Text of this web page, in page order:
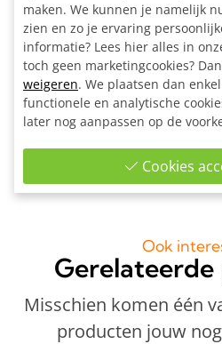
2x Kniestuk Ø 42,4 mm
2x Hoekstuk doorlopende
2x Kruisstuk uitwendig 90° Ø
4x Borgring Ø 42,4 mm
4x Inslagdop zwart kunststof
1x Inbussleutel voor
Ook
Gerelateerde
Misschien komen één
producten jouw
maken. We kunnen je namelijk
zien en zo je ervaring
informatie? Lees hier alles in
toch geen marketingcookies?
weigeren. We plaatsen dan
functionele en analytische
later nog aanpassen op de
Cookies